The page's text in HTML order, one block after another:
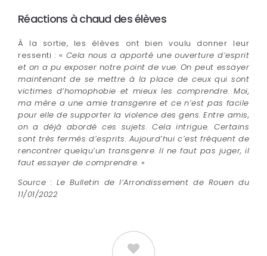
Réactions à chaud des élèves
À la sortie, les élèves ont bien voulu donner leur
ressenti : « Cela nous a apporté une ouverture d’esprit
et on a pu exposer notre point de vue. On peut essayer
maintenant de se mettre à la place de ceux qui sont
victimes d’homophobie et mieux les comprendre. Moi,
ma mère a une amie transgenre et ce n’est pas facile
pour elle de supporter la violence des gens. Entre amis,
on a déjà abordé ces sujets. Cela intrigue. Certains
sont très fermés d’esprits. Aujourd’hui c’est fréquent de
rencontrer quelqu’un transgenre. Il ne faut pas juger, il
faut essayer de comprendre. »
Source : Le Bulletin de l’Arrondissement de Rouen du
11/01/2022